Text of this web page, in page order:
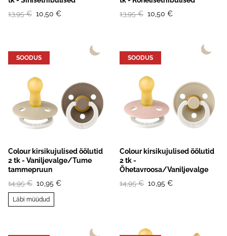
13,95 € 10,50 €
13,95 € 10,50 €
SOODUS
Colour kirsikujulised öölutid
2 tk - Vaniljevalge/Tume
tammepruun
14,95 € 10,95 €
Läbi müüdud
SOODUS
Colour kirsikujulised öölutid
2 tk -
Õhetavroosa/Vaniljevalge
14,95 € 10,95 €